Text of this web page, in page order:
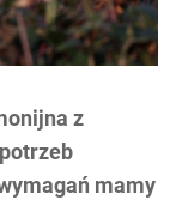
z
mamy